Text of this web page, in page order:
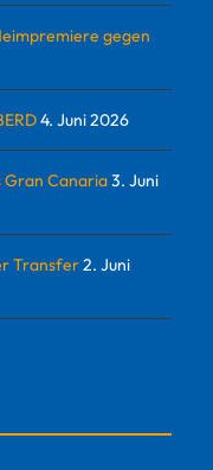
gegen
4. Juni 2026
Gran Canaria3. Juni
Transfer2. Juni